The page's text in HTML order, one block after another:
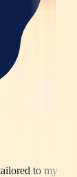
to my